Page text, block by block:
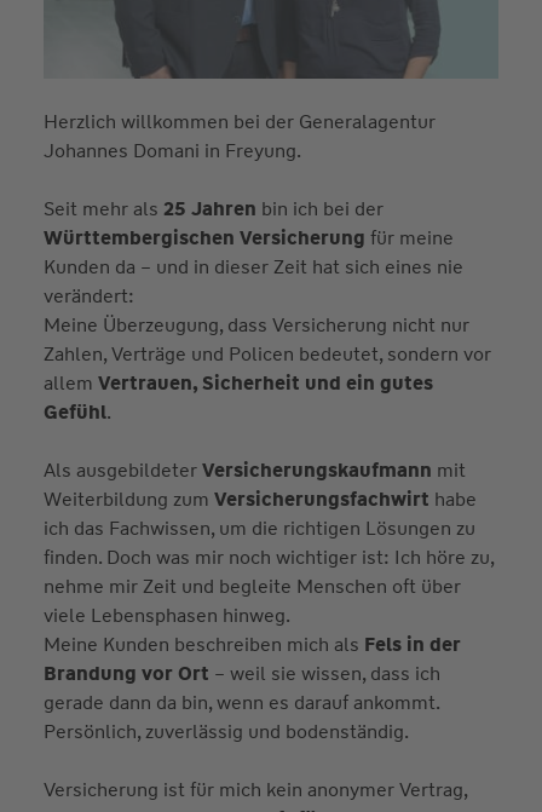
Herzlich willkommen bei der Generalagentur
Johannes Domani in Freyung.
Seit mehr als 25 Jahren bin ich bei der
Württembergischen Versicherung für meine
Kunden da – und in dieser Zeit hat sich eines nie
verändert:
Meine Überzeugung, dass Versicherung nicht nur
Zahlen, Verträge und Policen bedeutet, sondern vor
allem Vertrauen, Sicherheit und ein gutes
Gefühl.
Als ausgebildeterVersicherungskaufmann mit
Weiterbildung zum Versicherungsfachwirt habe
ich das Fachwissen, um die richtigen Lösungen zu
finden. Doch was mir noch wichtiger ist: Ich höre zu,
nehme mir Zeit und begleite Menschen oft über
viele Lebensphasen hinweg.
Meine Kunden beschreiben mich als Fels in der
Brandung vor Ort – weil sie wissen, dass ich
gerade dann da bin, wenn es darauf ankommt.
Persönlich, zuverlässig und bodenständig.
Versicherung ist für mich kein anonymer Vertrag,